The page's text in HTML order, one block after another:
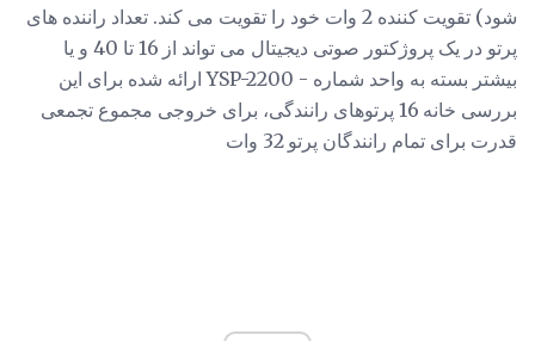
شود) تقویت کننده 2 وات خود را تقویت می کند. تعداد راننده های
پرتو در یک پروژکتور صوتی دیجیتال می تواند از 16 تا 40 و یا
بیشتر بسته به واحد شماره - YSP-2200 ارائه شده برای این
بررسی خانه 16 پرتوهای رانندگی، برای خروجی مجموع تجمعی
قدرت برای تمام رانندگان پرتو 32 وات